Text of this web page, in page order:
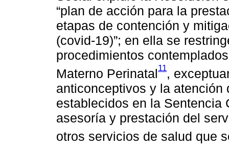
“plan de acción para la
etapas de contención y
(covid-19)”; en ella se
procedimientos
Materno Perinatal11,
anticonceptivos y la atención
establecidos en la Sentencia
asesoría y prestación del
otros servicios de salud que